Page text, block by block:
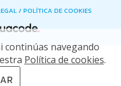
/ POLÍTICA DE COOKIES
continúas navegando
Política de cookies.